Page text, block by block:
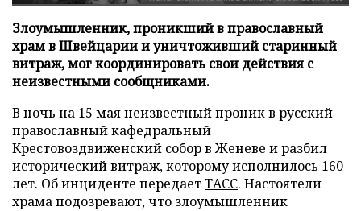
Злоумышленник, проникший в православный
храм в Швейцарии и уничтоживший старинный
витраж, мог координировать свои действия с
неизвестными сообщниками.
В ночь на 15 мая неизвестный проник в русский
православный кафедральный
Крестовоздвиженский собор в Женеве и разбил
исторический витраж, которому исполнилось 160
лет. Об инциденте передаетТАСС. Настоятели
храма подозревают, что злоумышленник